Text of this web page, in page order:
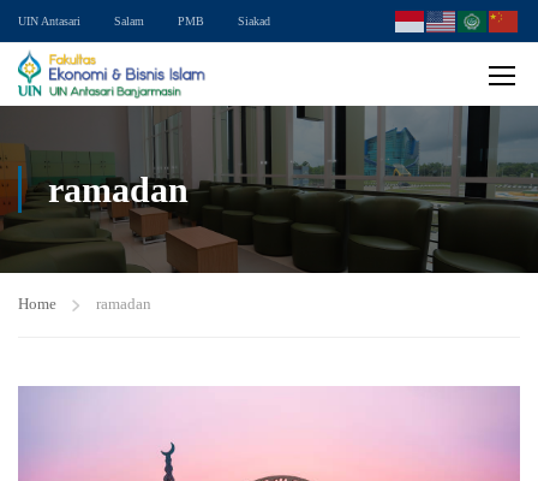
UIN Antasari Salam PMB Siakad
ramadan
Home ramadan